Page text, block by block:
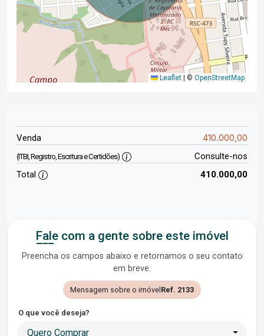
Leaflet | © OpenStreetMap
Venda 410.000,00
(ITBI, Registro, Escritura e Certidões)
Consulte-nos
Total
410.000,00
Fale com a gente sobre este imóvel
Preencha os campos abaixo e retornamos o seu contato
em breve.
Mensagem sobre o imóvelRef. 2133
O que você deseja?
Quero Comprar